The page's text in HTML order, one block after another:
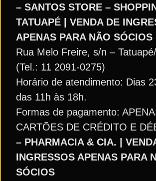
– SANTOS STORE –
TATUAPÉ | VENDA DE
APENAS PARA NÃO SÓCIOS
Rua Melo Freire, s/n –
(Tel.: 11 2091-0275)
Horário de atendimento: Dias
das 11h às 18h.
Formas de pagamento:
CARTÕES DE CRÉDITO E
– PHARMACIA & CIA. |
INGRESSOS APENAS PARA
SÓCIOS